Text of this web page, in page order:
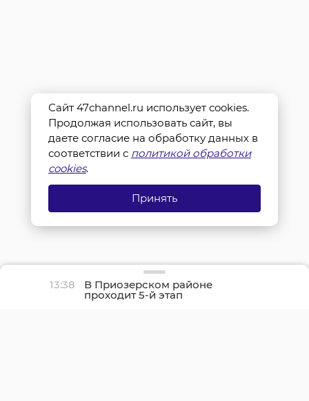
13:38 В Приозерском районе
проходит 5-й этап
чемпионата России по
Сайт 47channel.ru использует cookies.
Продолжая использовать сайт, вы
даете согласие на обработку данных в
соответствии с политикой обработки
cookies.
Принять